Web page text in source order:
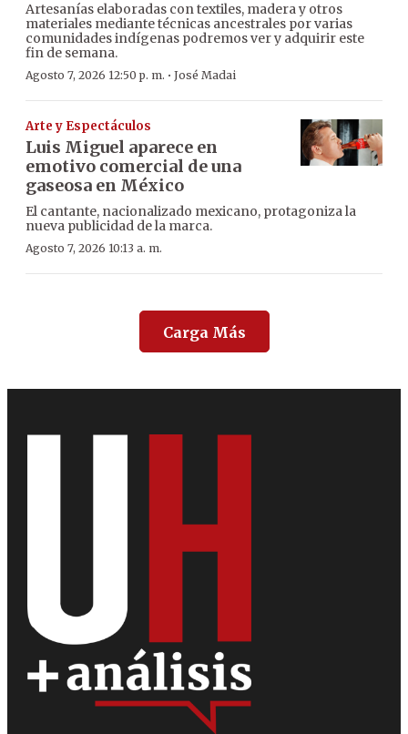
Artesanías elaboradas con textiles, madera y otros
materiales mediante técnicas ancestrales por varias
comunidades indígenas podremos ver y adquirir este
fin de semana.
Agosto 7, 2026 12:50 p. m. · José Madai
Arte y Espectáculos
Luis Miguel aparece en
emotivo comercial de una
gaseosa en México
El cantante, nacionalizado mexicano, protagoniza la
nueva publicidad de la marca.
Agosto 7, 2026 10:13 a. m.
Carga Más